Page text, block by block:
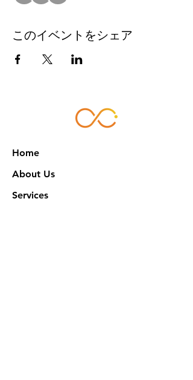
このイベントをシェア
Home
About Us
Services